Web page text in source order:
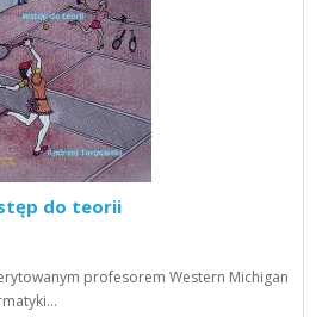
do teorii
profesorem Western Michigan